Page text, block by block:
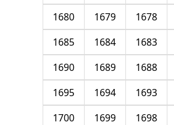
1678
1679
1680
1683
1684
1685
1688
1689
1690
1693
1694
1695
1698
1699
1700